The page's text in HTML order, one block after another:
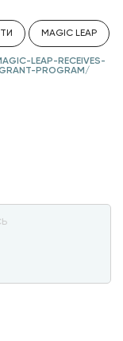
MAGIC LEAP
LEAP-RECEIVES-
PROGRAM/